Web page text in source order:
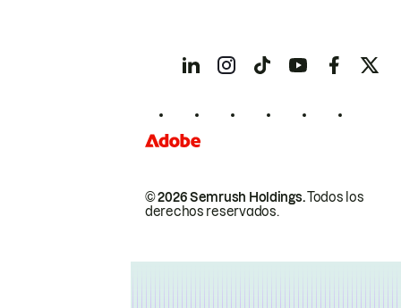
© 2026 Semrush Holdings.Todos los
derechos reservados.